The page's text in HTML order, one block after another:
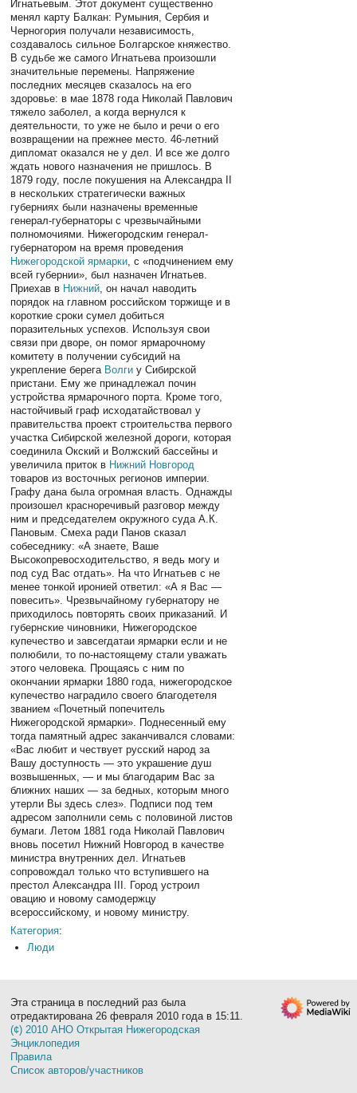
Игнатьевым. Этот документ существенно
менял карту Балкан: Румыния, Сербия и
Черногория получали независимость,
создавалось сильное Болгарское княжество.
В судьбе же самого Игнатьева произошли
значительные перемены. Напряжение
последних месяцев сказалось на его
здоровье: в мае 1878 года Николай Павлович
тяжело заболел, а когда вернулся к
деятельности, то уже не было и речи о его
возвращении на прежнее место. 46-летний
дипломат оказался не у дел. И все же долго
ждать нового назначения не пришлось. В
1879 году, после покушения на Александра II
в нескольких стратегически важных
губерниях были назначены временные
генерал-губернаторы с чрезвычайными
полномочиями. Нижегородским генерал-
губернатором на время проведения
Нижегородской ярмарки, с «подчинением ему
всей губернии», был назначен Игнатьев.
Приехав в Нижний, он начал наводить
порядок на главном российском торжище и в
короткие сроки сумел добиться
поразительных успехов. Используя свои
связи при дворе, он помог ярмарочному
комитету в получении субсидий на
укрепление берега Волги у Сибирской
пристани. Ему же принадлежал почин
устройства ярмарочного порта. Кроме того,
настойчивый граф исходатайствовал у
правительства проект строительства первого
участка Сибирской железной дороги, которая
соединила Окский и Волжский бассейны и
увеличила приток в Нижний Новгород
товаров из восточных регионов империи.
Графу дана была огромная власть. Однажды
произошел красноречивый разговор между
ним и председателем окружного суда А.К.
Пановым. Смеха ради Панов сказал
собеседнику: «А знаете, Ваше
Высокопревосходительство, я ведь могу и
под суд Вас отдать». На что Игнатьев с не
менее тонкой иронией ответил: «А я Вас —
повесить». Чрезвычайному губернатору не
приходилось повторять своих приказаний. И
губернские чиновники, Нижегородское
купечество и завсегдатаи ярмарки если и не
полюбили, то по-настоящему стали уважать
этого человека. Прощаясь с ним по
окончании ярмарки 1880 года, нижегородское
купечество наградило своего благодетеля
званием «Почетный попечитель
Нижегородской ярмарки». Поднесенный ему
тогда памятный адрес заканчивался словами:
«Вас любит и чествует русский народ за
Вашу доступность — это украшение душ
возвышенных, — и мы благодарим Вас за
ближних наших — за бедных, которым много
утерли Вы здесь слез». Подписи под тем
адресом заполнили семь с половиной листов
бумаги. Летом 1881 года Николай Павлович
вновь посетил Нижний Новгород в качестве
министра внутренних дел. Игнатьев
сопровождал только что вступившего на
престол Александра III. Город устроил
овацию и новому самодержцу
всероссийскому, и новому министру.
Категория:
Люди
Эта страница в последний раз была
отредактирована 26 февраля 2010 года в 15:11.
(¢) 2010 АНО Открытая Нижегородская
Энциклопедия
Правила
Список авторов/участников